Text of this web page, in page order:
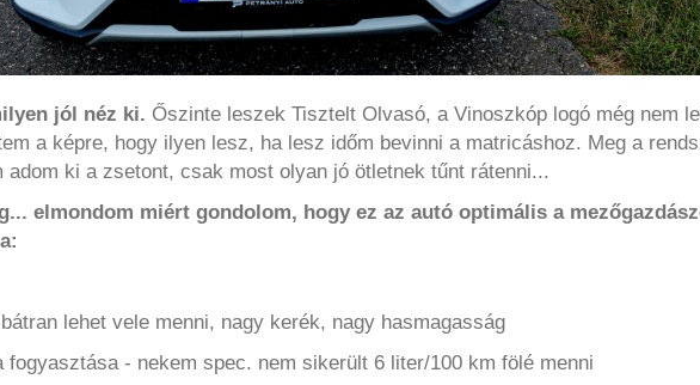
jól néz ki. Őszinte leszek Tisztelt Olvasó, a Vinoszkóp logó még nem
a képre, hogy ilyen lesz, ha lesz időm bevinni a matricáshoz. Meg a
adom ki a zsetont, csak most olyan jó ötletnek tűnt rátenni...
elmondom miért gondolom, hogy ez az autó optimális a
lehet vele menni, nagy kerék, nagy hasmagasság
fogyasztása - nekem spec. nem sikerült 6 liter/100 km fölé menni